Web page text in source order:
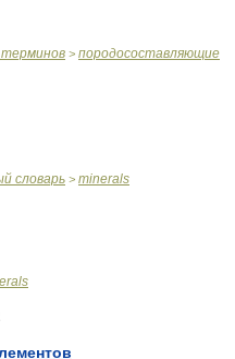
терминов > породосоставляющие
словарь > minerals